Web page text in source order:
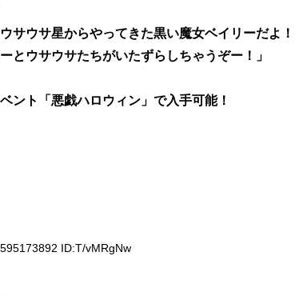
を早く入渠させよう! ケイタイ娘は無料社が開
ギュア付きモバイルスタンド。
が見えない苦行なのに、アズレンはワイワイや
w」
座に反映されなきゃ調整する気ない認定ガイジ
サウサ星からやってきた黒い魔女ベイリーだよ！
とウサウサたちがいたずらしちゃうぞー！」
ント「悪戯ハロウィン」で入手可能！
ID:T/vMRgNw